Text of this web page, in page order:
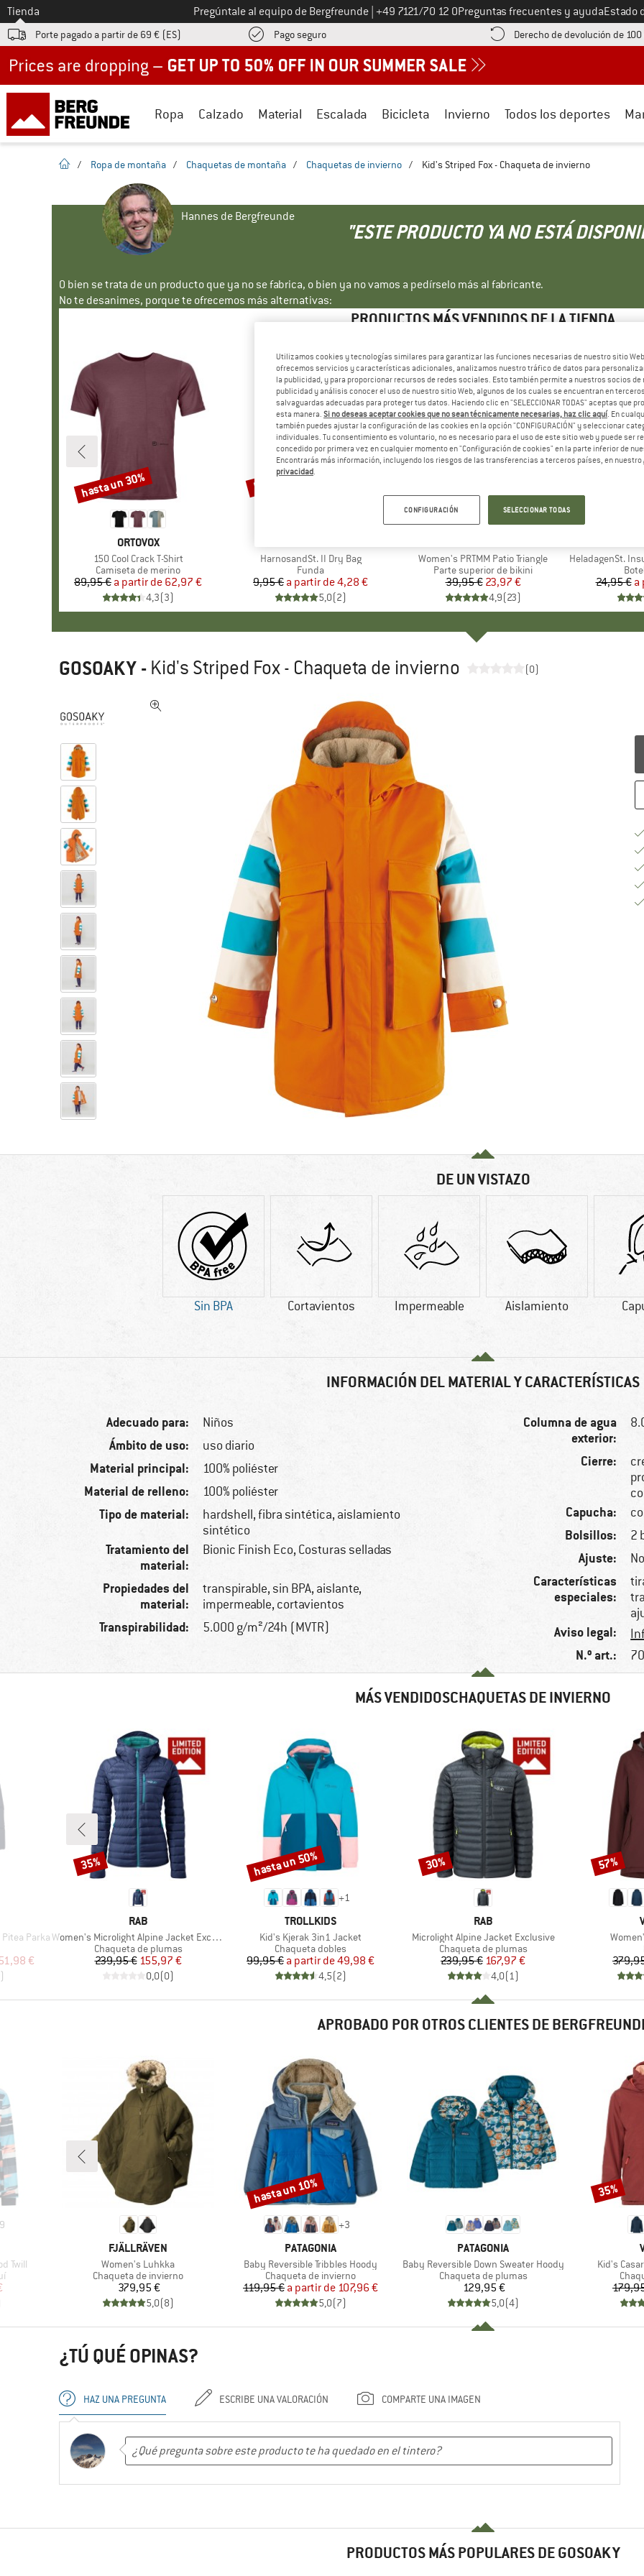
A la
Tienda Pregúntale al equipo de Bergfreunde Llámenos al
+49 7121/70 12 0Preguntas frecuentes y ayudaEstado
Porte pagado a partir de 69 € (ES) Pago seguro¡encuentre información sobre el pago aquí! Se abre en una ventana de
Derecho de devolución de
Ropa Calzado Material Escalada Bicicleta Invierno Todos los deportes
la pagina de inicio
/ Ropa de montaña / Chaquetas de montaña / Chaquetas de invierno / Kid's Striped Fox - Chaqueta de invierno
Hannes de Bergfreunde
"ESTE PRODUCTO YA NO ESTÁ
O bien se trata de un producto que ya no se fabrica, o bien ya no vamos a pedírselo más al fabricante.
No te desanimes, porque te ofrecemos más alternativas:
PRODUCTOS MÁS VENDIDOS DE LA TIENDA
MARCA
ORTOVOX
Artículo
150 Cool Crack T-Shirt
Product group
Camiseta de merino
Precio
89,95 € Precio reducido
a partir de 62,97 €
4,3(3)
Descuento
hasta un 30%
Artículo
HarnosandSt. II Dry Bag
Product group
Funda
Precio
9,95 € Precio reducido
a partir de4,28 €
5,0(2)
Descuento
57%
Artículo
Women's PRTMM Patio Triangle
Product group
Parte superior de bikini
Precio
39,95 €Precio reducido
23,97 €
4,9(23)
Artículo
HeladagenSt.
24,95 € a
GOSOAKY - Kid's Striped Fox - Chaqueta de invierno (0)
DE UN VISTAZO
Sin BPA Cortavientos Impermeable Aislamiento
INFORMACIÓN DEL MATERIAL Y CARACTERÍSTICAS
Adecuado para: Niños
Ámbito de uso: uso diario
Material principal: 100% poliéster
Material de relleno: 100% poliéster
Tipo de material:
hardshell, fibra sintética, aislamiento
sintético
Tratamiento del
material:
Bionic Finish Eco, Costuras selladas
Propiedades del
material:
transpirable, sin BPA, aislante,
impermeable, cortavientos
Transpirabilidad: 5.000 g/m²/24h (MVTR)
Columna de agua
exterior:
Cierre:
Capucha:
Bolsillos: 2
Ajuste:
Características
especiales:
Aviso legal:
N.º art.:
MÁS VENDIDOSCHAQUETAS DE INVIERNO
Parka
€
)
MARCA
RAB
Artículo
Women's Microlight Alpine Jacket Exclusive
Product group
Chaqueta de plumas
Precio
239,95 €Precio reducido
155,97 €
0,0(0)
Descuento
35%
+1
MARCA
TROLLKIDS
Artículo
Kid's Kjerak 3in1 Jacket
Product group
Chaqueta dobles
Precio
99,95 € Precio reducido
a partir de49,98 €
4,5(2)
Descuento
hasta un 50%
MARCA
RAB
Artículo
Microlight Alpine Jacket Exclusive
Product group
Chaqueta de plumas
Precio
239,95 €Precio reducido
167,97 €
4,0(1)
Descuento
30%
Artículo
Descuento
57%
APROBADO POR OTROS CLIENTES DE
9
Twill
MARCA
FJÄLLRÄVEN
Artículo
Women's Luhkka
Product group
Chaqueta de invierno
Precio
379,95 €
5,0(8)
+3
MARCA
PATAGONIA
Artículo
Baby Reversible Tribbles Hoody
Product group
Chaqueta de invierno
Precio
119,95 € Precio reducido
a partir de 107,96 €
5,0(7)
Descuento
hasta un 10%
MARCA
PATAGONIA
Artículo
Baby Reversible Down Sweater Hoody
Product group
Chaqueta de plumas
Precio
129,95 €
5,0(4)
Artículo
Kid's
Descuento
35%
¿TÚ QUÉ OPINAS?
HAZ UNA PREGUNTA ESCRIBE UNA VALORACIÓN COMPARTE UNA IMAGEN
PRODUCTOS MÁS POPULARES DE GOSOAKY
Utilizamos cookies y tecnologías similares para garantizar las funciones necesarias de nuestro sitio
ofrecemos servicios y características adicionales, analizamos nuestro tráfico de datos para
la publicidad, y para proporcionar recursos de redes sociales. Esto también permite a nuestros socios de
publicidad y análisis conocer el uso de nuestro sitio Web, algunos de los cuales se encuentran en
salvaguardas adecuadas para proteger tus datos. Haciendo clic en "SELECCIONAR TODAS" aceptas que
esta manera. Si no deseas aceptar cookies que no sean técnicamente necesarias, haz clic aquí. En
también puedes ajustar la configuración de las cookies en la opción "CONFIGURACIÓN" y seleccionar
individuales. Tu consentimiento es voluntario, no es necesario para el uso de este sitio web y puede ser
concedido por primera vez en cualquier momento en "Configuración de cookies" en la parte inferior de
Encontrarás más información, incluyendo los riesgos de las transferencias a terceros países, en nuestro
privacidad.
CONFIGURACIÓN SELECCIONAR TODAS